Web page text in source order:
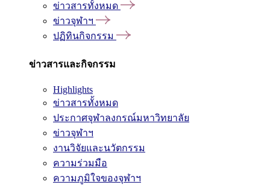
ข่าวสารทั้งหมด
ข่าวจุฬาฯ
ปฏิทินกิจกรรม
ข่าวสารและกิจกรรม
Highlights
ข่าวสารทั้งหมด
ประกาศจุฬาลงกรณ์มหาวิทยาลัย
ข่าวจุฬาฯ
งานวิจัยและนวัตกรรม
ความร่วมมือ
ความภูมิใจของจุฬาฯ